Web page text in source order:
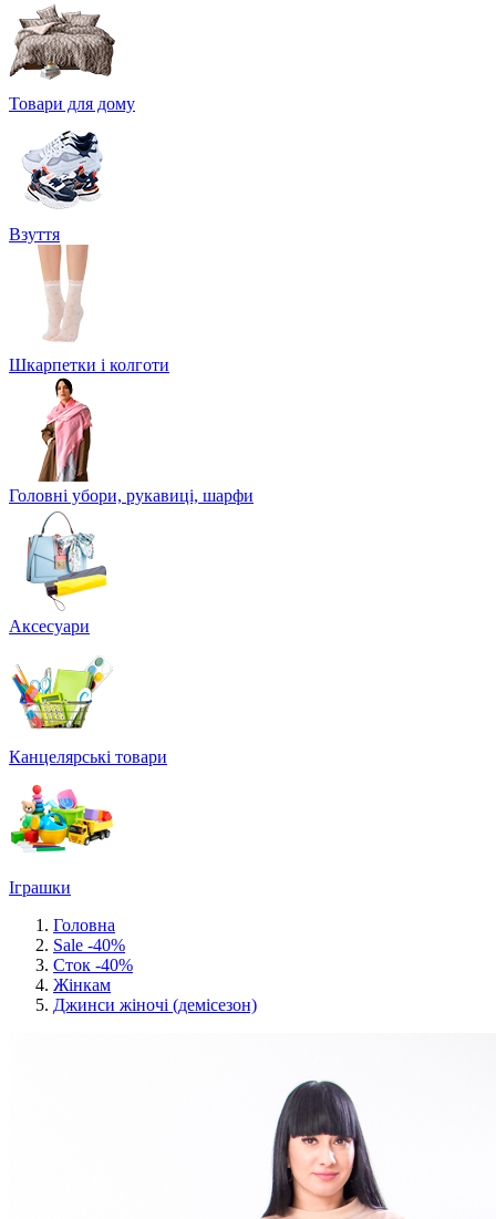
Товари для дому
Взуття
Шкарпетки і колготи
Головні убори, рукавиці, шарфи
Аксесуари
Канцелярські товари
Іграшки
Головна
Sale -40%
Сток -40%
Жінкам
Джинси жіночі (демісезон)